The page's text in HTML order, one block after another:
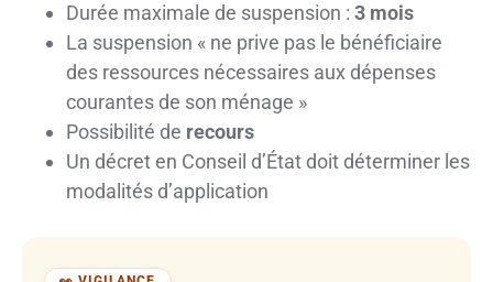
Durée maximale de suspension : 3 mois
La suspension « ne prive pas le bénéficiaire
des ressources nécessaires aux dépenses
courantes de son ménage »
Possibilité de recours
Un décret en Conseil d’État doit déterminer les
modalités d’application